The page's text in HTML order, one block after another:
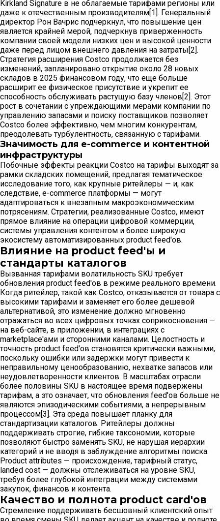
Kirkland Signature в не облагаемые тарифами регионы или
даже к отечественным производителям[1]. Генеральный
директор Рон Вачрис подчеркнул, что повышение цен
является крайней мерой, подчеркнув приверженность
компании своей модели низких цен и высокой ценности
даже перед лицом внешнего давления на затраты[2].
Стратегия расширения Costco продолжается без
изменений, запланировано открытие около 28 новых
складов в 2025 финансовом году, что еще больше
расширит ее физическое присутствие и укрепит ее
способность обслуживать растущую базу членов[2]. Этот
рост в сочетании с упреждающими мерами компании по
управлению запасами и поиску поставщиков позволяет
Costco более эффективно, чем многим конкурентам,
преодолевать турбулентность, связанную с тарифами.
Значимость для e-commerce и контентной
инфраструктуры
Побочные эффекты реакции Costco на тарифы выходят за
рамки складских помещений, предлагая тематическое
исследование того, как крупные ритейлеры — и, как
следствие, e-commerce платформы — могут
адаптироваться к внезапным макроэкономическим
потрясениям. Стратегии, реализованные Costco, имеют
прямое влияние на операции цифровой коммерции,
системы управления контентом и более широкую
экосистему автоматизированных product feed'ов.
Влияние на product feed'ы и
стандарты каталогов
Вызванная тарифами волатильность SKU требует
обновления product feed'ов в режиме реального времени.
Когда ритейлер, такой как Costco, отказывается от товара с
высокими тарифами и заменяет его более дешевой
альтернативой, это изменение должно мгновенно
отражаться во всех цифровых точках соприкосновения —
на веб-сайте, в приложении, в интеграциях с
marketplace'ами и сторонними каналами. Целостность и
точность product feed'ов становятся критически важными,
поскольку ошибки или задержки могут привести к
неправильному ценообразованию, нехватке запасов или
неудовлетворенности клиентов. В масштабах отрасли
более половины SKU в настоящее время подвержены
тарифам, а это означает, что обновления feed'ов больше не
являются эпизодическими событиями, а непрерывным
процессом[3]. Эта среда повышает планку для
стандартизации каталогов. Ритейлеры должны
поддерживать строгие, гибкие таксономии, которые
позволяют быстро заменять SKU, не нарушая иерархии
категорий и не вводя в заблуждение алгоритмы поиска.
Product attributes — происхождение, тарифный статус,
landed cost — должны отслеживаться на уровне SKU,
требуя более глубокой интеграции между системами
закупок, финансов и контента.
Качество и полнота product card'ов
Стремление поддерживать бесшовный клиентский опыт